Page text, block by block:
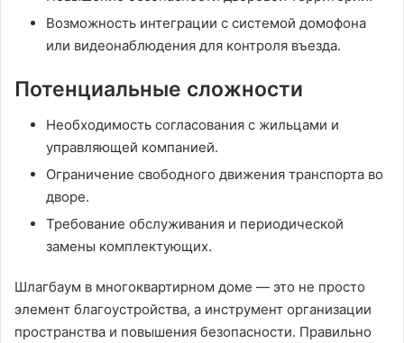
Возможность интеграции с системой домофона
или видеонаблюдения для контроля въезда.
Потенциальные сложности
Необходимость согласования с жильцами и
управляющей компанией.
Ограничение свободного движения транспорта во
дворе.
Требование обслуживания и периодической
замены комплектующих.
Шлагбаум в многоквартирном доме — это не просто
элемент благоустройства, а инструмент организации
пространства и повышения безопасности. Правильно